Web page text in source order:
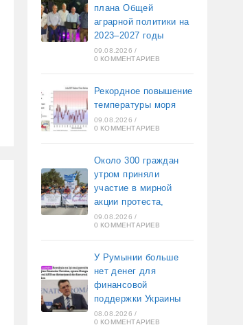
плана Общей
аграрной политики на
2023–2027 годы
09.08.2026 /
0 КОММЕНТАРИЕВ
Рекордное повышение
температуры моря
09.08.2026 /
0 КОММЕНТАРИЕВ
Около 300 граждан
утром приняли
участие в мирной
акции протеста,
09.08.2026 /
0 КОММЕНТАРИЕВ
У Румынии больше
нет денег для
финансовой
поддержки Украины
08.08.2026 /
0 КОММЕНТАРИЕВ